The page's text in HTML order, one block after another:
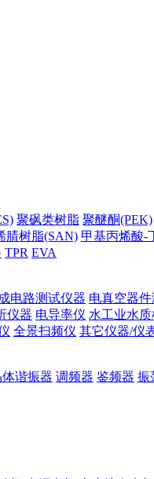
聚砜类树脂 聚醚酮(PEK)
腈树脂(SAN) 甲基丙烯酸-
TPR EVA
电路测试仪器 电真空器
仪器 电导率仪 水工业水
全景扫频仪 其它仪器/仪
体谐振器 调频器 鉴频器 振